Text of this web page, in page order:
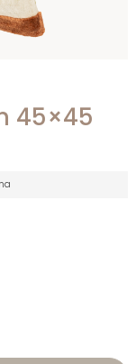
45×45